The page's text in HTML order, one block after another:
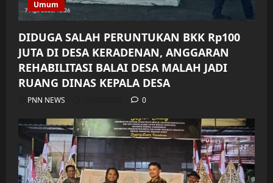
Umum
DIDUGA SALAH PERUNTUKAN BKK Rp100
JUTA DI DESA KERADENAN, ANGGARAN
REHABILITASI BALAI DESA MALAH JADI
RUANG DINAS KEPALA DESA
PNN NEWS 0